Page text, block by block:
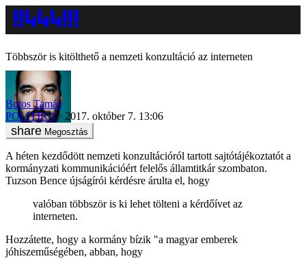
Többször is kitölthető a nemzeti konzultáció az interneten
Botos Tamás
POLITIKA
2017. október 7. 13:06
Megosztás
A héten kezdődött nemzeti konzultációról tartott sajtótájékoztatót a
kormányzati kommunikációért felelős államtitkár szombaton.
Tuzson Bence újságírói kérdésre árulta el, hogy
valóban többször is ki lehet tölteni a kérdőívet az
interneten.
Hozzátette, hogy a kormány bízik "a magyar emberek
jóhiszeműségében, abban, hogy